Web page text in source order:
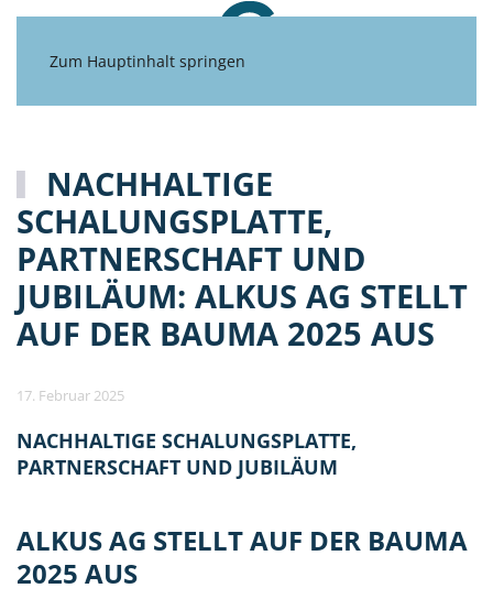
Zum Hauptinhalt springen
NACHHALTIGE
SCHALUNGSPLATTE,
PARTNERSCHAFT UND
JUBILÄUM: ALKUS AG STELLT
AUF DER BAUMA 2025 AUS
17. Februar 2025
NACHHALTIGE SCHALUNGSPLATTE,
PARTNERSCHAFT UND JUBILÄUM
ALKUS AG STELLT AUF DER BAUMA
2025 AUS